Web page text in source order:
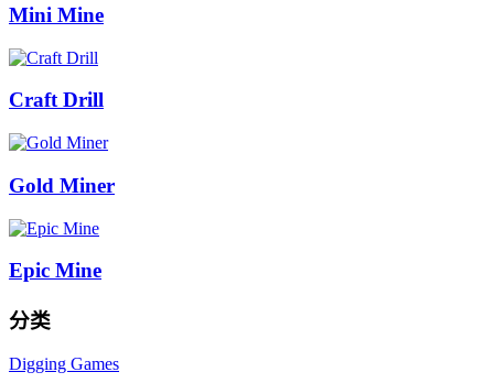
Mini Mine
Craft Drill
Gold Miner
Epic Mine
分类
Digging Games